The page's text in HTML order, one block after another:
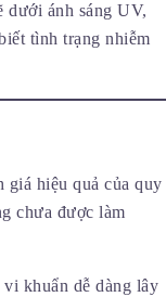
dưới ánh sáng UV,
tình trạng nhiễm
giá hiệu quả của quy
chưa được làm
vi khuẩn dễ dàng lây